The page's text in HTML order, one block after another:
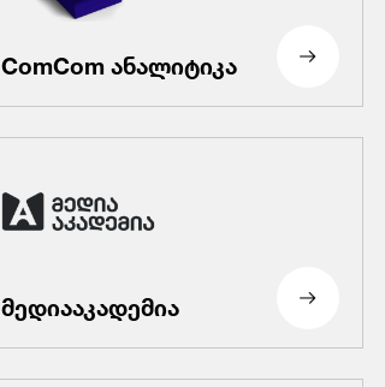
ComCom ანალიტიკა
მედიააკადემია